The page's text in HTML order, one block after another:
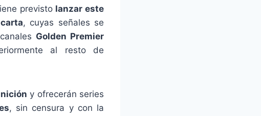
previsto lanzar este
, cuyas señales se
Golden Premier
al resto de
y ofrecerán series
, sin censura y con la